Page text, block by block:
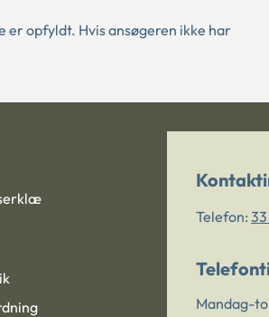
opfyldt. Hvis ansøgeren ikke har
Telefon: 33
Mandag-